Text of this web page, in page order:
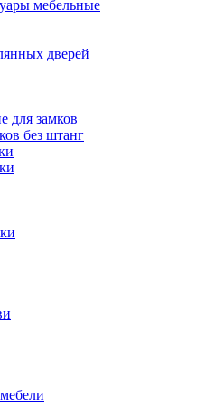
мебельные
дверей
для замков
без штанг